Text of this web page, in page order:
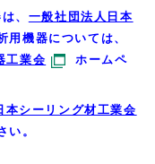
、 一般社団法人日本
用機器については、
工業会
ホームペ
本シーリング材工業会
い。